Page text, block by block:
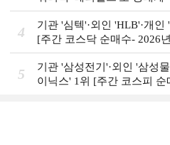
4
기관 '심텍'·외인 'HLB'·개인
[주간 코스닥 순매수- 2026
일]
5
기관 '삼성전기'·외인 '삼성
이닉스' 1위 [주간 코스피 순